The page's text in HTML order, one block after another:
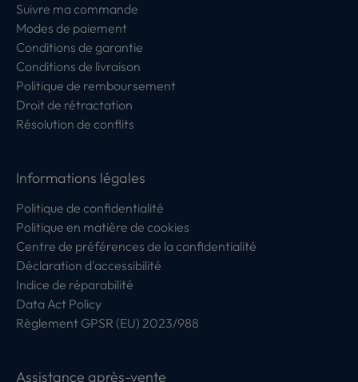
Suivre ma commande
Modes de paiement
Conditions de garantie
Conditions de livraison
Politique de remboursement
Droit de rétractation
Résolution de conflits
Informations légales
Politique de confidentialité
Politique en matière de cookies
Centre de préférences de la confidentialité
Déclaration d'accessibilité
Indice de réparabilité
Data Act Policy
Règlement GPSR (EU) 2023/988
Assistance après-vente